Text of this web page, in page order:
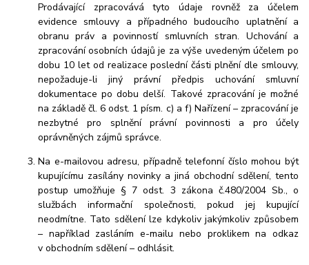
Prodávající zpracovává tyto údaje rovněž za účelem
evidence smlouvy a případného budoucího uplatnění a
obranu práv a povinností smluvních stran. Uchování a
zpracování osobních údajů je za výše uvedeným účelem po
dobu 10 let od realizace poslední části plnění dle smlouvy,
nepožaduje-li jiný právní předpis uchování smluvní
dokumentace po dobu delší. Takové zpracování je možné
na základě čl. 6 odst. 1 písm. c) a f) Nařízení – zpracování je
nezbytné pro splnění právní povinnosti a pro účely
oprávněných zájmů správce.
Na e-mailovou adresu, případně telefonní číslo mohou být
kupujícímu zasílány novinky a jiná obchodní sdělení, tento
postup umožňuje § 7 odst. 3 zákona č.480/2004 Sb., o
službách informační společnosti, pokud jej kupující
neodmítne. Tato sdělení lze kdykoliv jakýmkoliv způsobem
– například zasláním e-mailu nebo proklikem na odkaz
v obchodním sdělení – odhlásit.